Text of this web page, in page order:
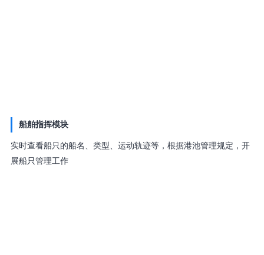
船舶指挥模块
实时查看船只的船名、类型、运动轨迹等，根据港池管理规定，开
展船只管理工作